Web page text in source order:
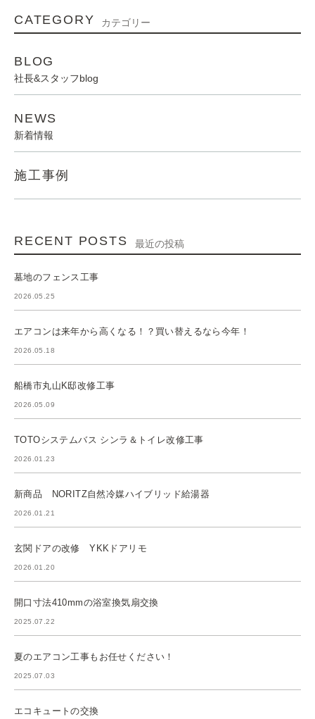
CATEGORY カテゴリー
BLOG
社長&スタッフblog
NEWS
新着情報
施工事例
RECENT POSTS 最近の投稿
墓地のフェンス工事
2026.05.25
エアコンは来年から高くなる！？買い替えるなら今年！
2026.05.18
船橋市丸山K邸改修工事
2026.05.09
TOTOシステムバス シンラ＆トイレ改修工事
2026.01.23
新商品 NORITZ自然冷媒ハイブリッド給湯器
2026.01.21
玄関ドアの改修 YKKドアリモ
2026.01.20
開口寸法410mmの浴室換気扇交換
2025.07.22
夏のエアコン工事もお任せください！
2025.07.03
エコキュートの交換